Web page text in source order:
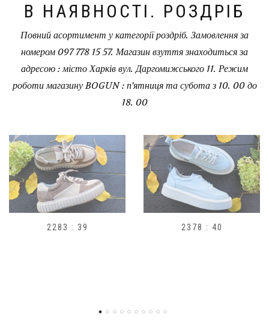
В НАЯВНОСТІ. РОЗДРІБ
Повний асортимент у категорії роздріб. Замовлення за
номером 097 778 15 57. Магазин взуття знаходиться за
адресою : місто Харків вул. Даргомижського 11. Режим
роботи магазину BOGUN : п'ятниця та субота з 10. 00 до
18. 00